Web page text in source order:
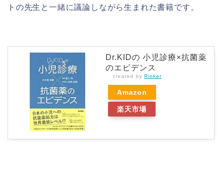
トの先生と一緒に議論しながら生まれた書籍です。
Dr.KIDの 小児診療×抗菌薬
のエビデンス
created by Rinker
Amazon
楽天市場